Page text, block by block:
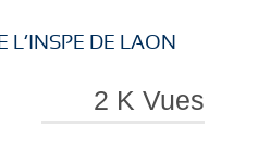
i
i
L’INSPE DE LAON
2 K Vues